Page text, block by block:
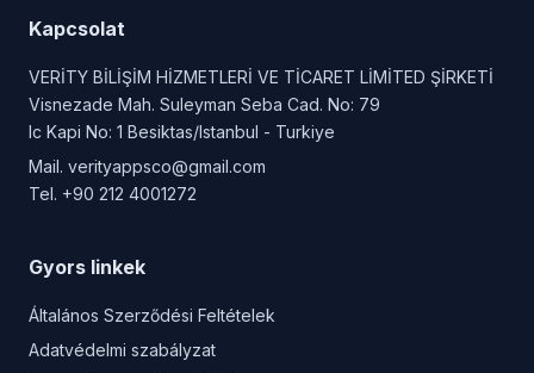
Kapcsolat
VERİTY BİLİŞİM HİZMETLERİ VE TİCARET LİMİTED ŞİRKETİ
Visnezade Mah. Suleyman Seba Cad. No: 79
Ic Kapi No: 1 Besiktas/Istanbul - Turkiye
Mail. verityappsco@gmail.com
Tel. +90 212 4001272
Gyors linkek
Általános Szerződési Feltételek
Adatvédelmi szabályzat